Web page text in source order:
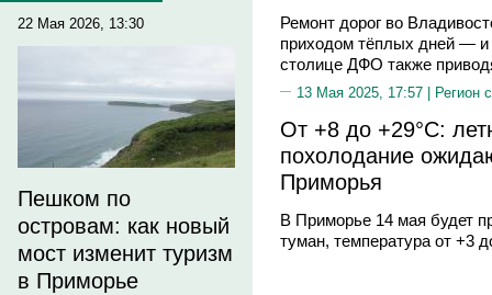
22 Мая 2026, 13:30
Пешком по
островам: как новый
мост изменит туризм
в Приморье
Ремонт дорог во
приходом тёплых дней — и
столице ДФО также
13 Мая 2025, 17:57 | Регион
От +8 до +29°С:
похолодание
Приморья
В Приморье 14 мая будет
туман, температура от +3